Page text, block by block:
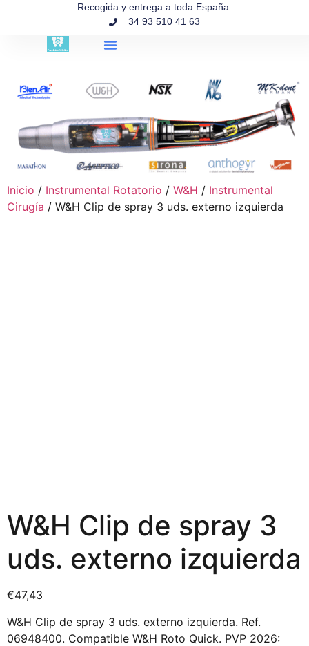
Recogida y entrega a toda España.
34 93 510 41 63
Inicio / Instrumental Rotatorio / W&H / Instrumental
Cirugía / W&H Clip de spray 3 uds. externo izquierda
W&H Clip de spray 3
uds. externo izquierda
€47,43
W&H Clip de spray 3 uds. externo izquierda. Ref.
06948400. Compatible W&H Roto Quick. PVP 2026: